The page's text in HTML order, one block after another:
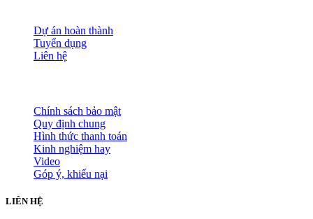
Dự án hoàn thành
Tuyển dụng
Liên hệ
Chính sách bảo mật
Quy định chung
Hình thức thanh toán
Kinh nghiệm hay
Video
Góp ý, khiếu nại
LIÊN HỆ